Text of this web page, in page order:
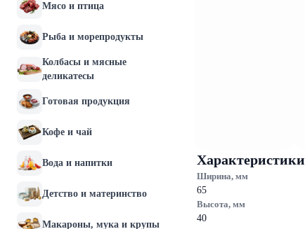
Мясо и птица
Рыба и морепродукты
Колбасы и мясные
деликатесы
Готовая продукция
Кофе и чай
Вода и напитки
Детство и материнство
Макароны, мука и крупы
Характеристики
Ширина, мм
65
Высота, мм
40